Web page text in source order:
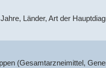
Länder, Art der
(Gesamtarzneimittel,